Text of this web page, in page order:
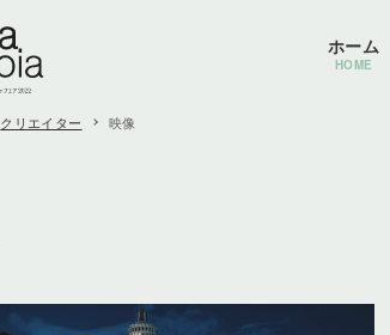
ホーム
HOME
クリエイター 映像